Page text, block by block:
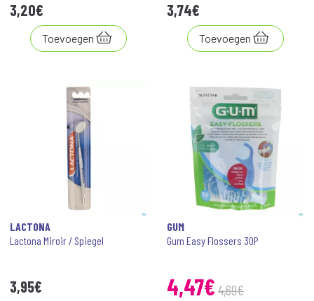
3,20€
Toevoegen
3,74€
Toevoegen
LACTONA
Lactona Miroir / Spiegel
3,95€
GUM
Gum Easy Flossers 30P
4,47€ 4,69€